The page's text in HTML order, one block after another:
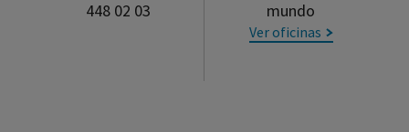
448 02 03
mundo
Ver oficinas